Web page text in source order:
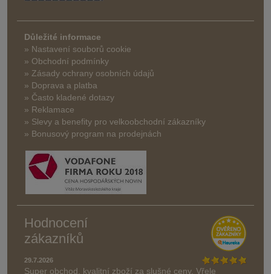
Důležité informace
» Nastavení souborů cookie
» Obchodní podmínky
» Zásady ochrany osobních údajů
» Doprava a platba
» Často kladené dotazy
» Reklamace
» Slevy a benefity pro velkoobchodní zákazníky
» Bonusový program na prodejnách
Hodnocení
zákazníků
29.7.2026
Super obchod, kvalitní zboží za slušné ceny. Vřele